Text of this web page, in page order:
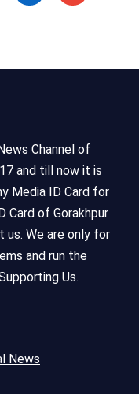
Channel of
and till now it is
Media ID Card for
Card of Gorakhpur
us. We are only for
and run the
Us.
News